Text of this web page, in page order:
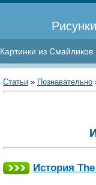
Картинки из Смайликов
Статьи » Познавательно
История